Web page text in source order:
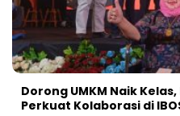
Dorong UMKM Naik
Perkuat Kolaborasi di